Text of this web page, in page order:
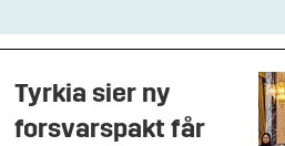
Tyrkia sier ny
forsvarspakt får